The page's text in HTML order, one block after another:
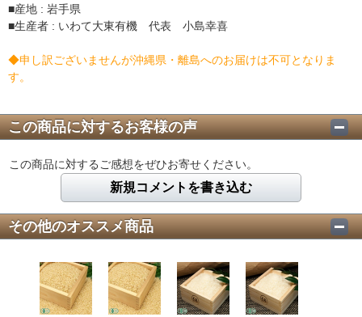
■産地 : 岩手県
■生産者 : いわて大東有機 代表 小島幸喜
◆申し訳ございませんが沖縄県・離島へのお届けは不可となりま
す。
この商品に対するお客様の声
この商品に対するご感想をぜひお寄せください。
新規コメントを書き込む
その他のオススメ商品